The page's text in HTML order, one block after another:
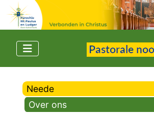
Neede
Over ons